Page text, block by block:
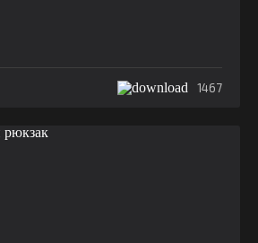
1467